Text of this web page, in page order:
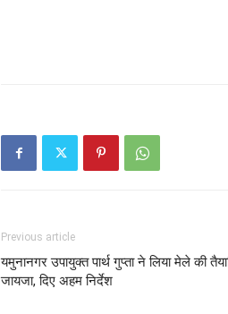
Previous article
यमुनानगर उपायुक्त पार्थ गुप्ता ने लिया मेले की
जायजा, दिए अहम निर्देश